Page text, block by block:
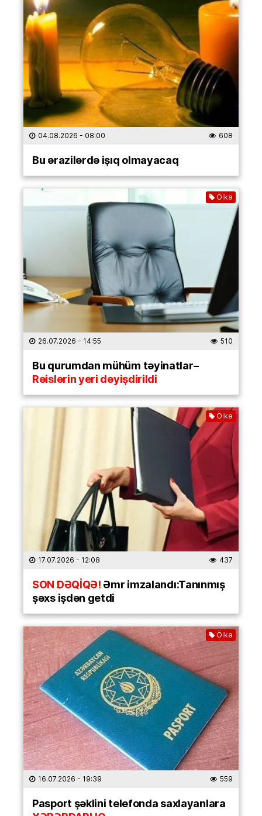
04.08.2026 - 08:00 608
Bu ərazilərdə işıq olmayacaq
Ölkə
26.07.2026 - 14:55 510
Bu qurumdan mühüm təyinatlar–
Rəislərin yeri dəyişdirildi
Ölkə
17.07.2026 - 12:08 437
SON DƏQİQƏ!Əmr imzalandı:Tanınmış
şəxs işdən getdi
Ölkə
16.07.2026 - 19:39 559
Pasport şəklini telefonda saxlayanlara